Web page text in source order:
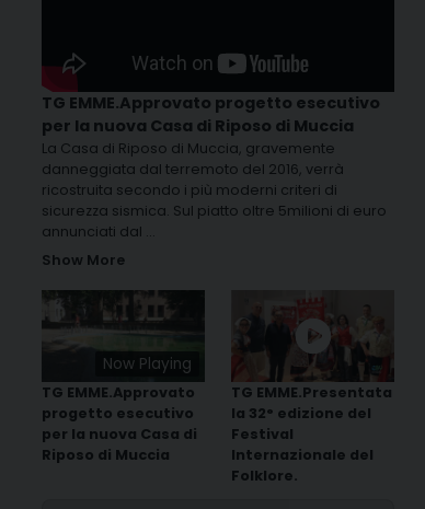
TG EMME.Approvato progetto esecutivo
per la nuova Casa di Riposo di Muccia
La Casa di Riposo di Muccia, gravemente
danneggiata dal terremoto del 2016, verrà
ricostruita secondo i più moderni criteri di
sicurezza sismica. Sul piatto oltre 5milioni di euro
annunciati dal ...
Show More
Now Playing
TG EMME.Approvato
progetto esecutivo
per la nuova Casa di
Riposo di Muccia
TG EMME.Presentata
la 32° edizione del
Festival
Internazionale del
Folklore.